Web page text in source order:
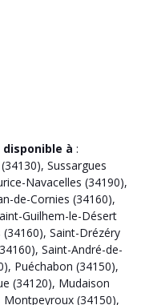
à :
, Sussargues
Navacelles (34190),
de-Cornies (34160),
Guilhem-le-Désert
, Saint-Drézéry
, Saint-André-de-
, Puéchabon (34150),
(34120), Mudaison
Montpeyroux (34150),